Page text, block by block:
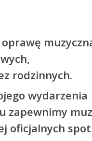
rodzinnych.
wydarzenia
zapewnimy
oficjalnych